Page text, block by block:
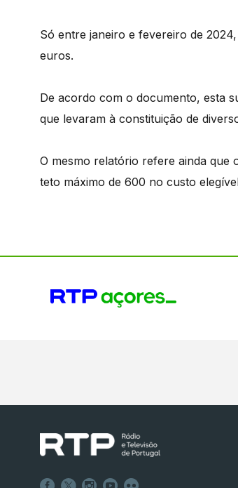
Só entre janeiro e fevereiro de
euros.
De acordo com o documento, esta
que levaram à constituição de
O mesmo relatório refere ainda
teto máximo de 600 no custo